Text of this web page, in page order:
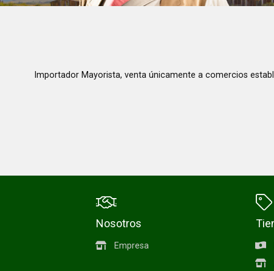
Importador Mayorista, venta únicamente a comercios
Nosotros
Empresa